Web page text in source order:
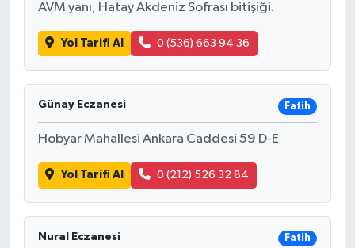
AVM yanı, Hatay Akdeniz Sofrası bitişiği.
Yol Tarifi Al 0 (536) 663 94 36
Günay Eczanesi Fatih
Hobyar Mahallesi Ankara Caddesi 59 D-E
Yol Tarifi Al 0 (212) 526 32 84
Nural Eczanesi Fatih